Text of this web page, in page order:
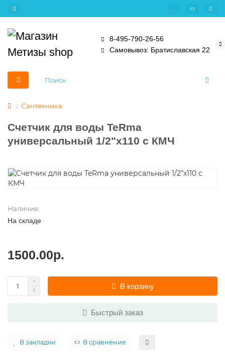
8-495-790-26-56
Самовывоз: Братиславская 22
Сантехника
Счетчик для воды TeRma
универсальный 1/2"х110 с КМЧ
Наличие:
На складе
1500.00р.
В корзину
Быстрый заказ
В закладки В сравнение